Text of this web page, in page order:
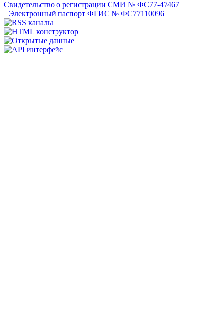
Свидетельство о регистрации СМИ № ФС77-47467
Электронный паспорт ФГИС № ФС77110096